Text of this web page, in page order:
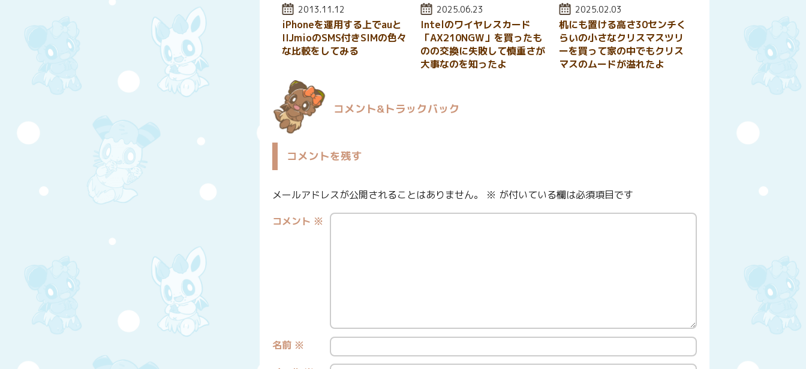
投稿日:
2013.11.12
iPhoneを運用する上でauと
IIJmioのSMS付きSIMの色々
な比較をしてみる
投稿日:
2025.06.23
Intelのワイヤレスカード
「AX210NGW」を買ったも
のの交換に失敗して慎重さが
大事なのを知ったよ
投稿日:
2025.02.03
机にも置ける高さ30センチく
らいの小さなクリスマスツリ
ーを買って家の中でもクリス
マスのムードが溢れたよ
コメント&トラックバック
コメントを残す
メールアドレスが公開されることはありません。 ※ が付いている欄は必須項目です
コメント ※
名前 ※